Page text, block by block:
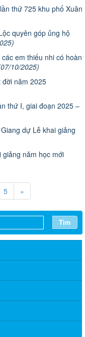
thứ 725 khu phố Xuân
quyên góp ủng hộ
em thiếu nhi có hoàn
10/2025)
đời năm 2025
thứ I, giai đoạn 2025 –
dự Lễ khai giảng
giảng năm học mới
5 »
Tìm